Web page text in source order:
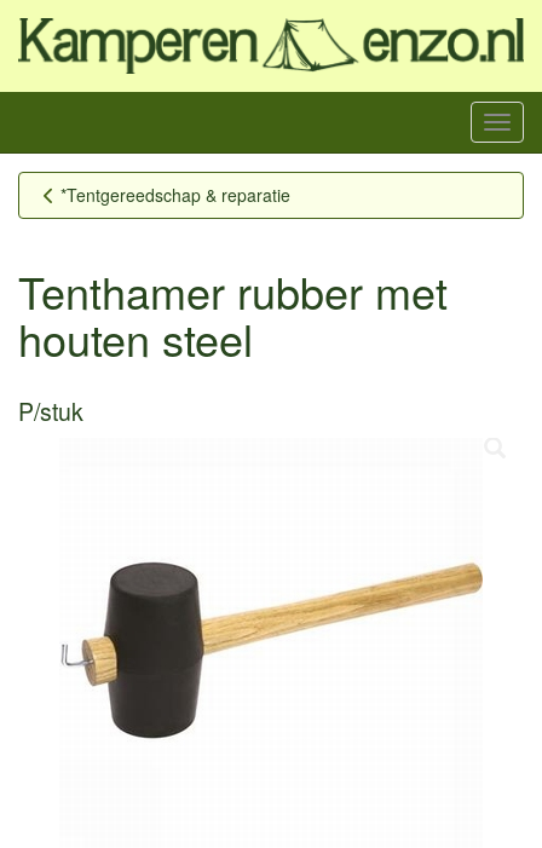
Menu
*Tentgereedschap & reparatie
Tenthamer rubber met
houten steel
P/stuk